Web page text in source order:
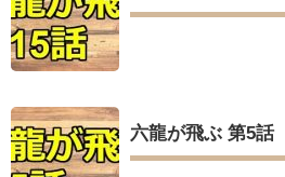
六龍が飛ぶ 第5話